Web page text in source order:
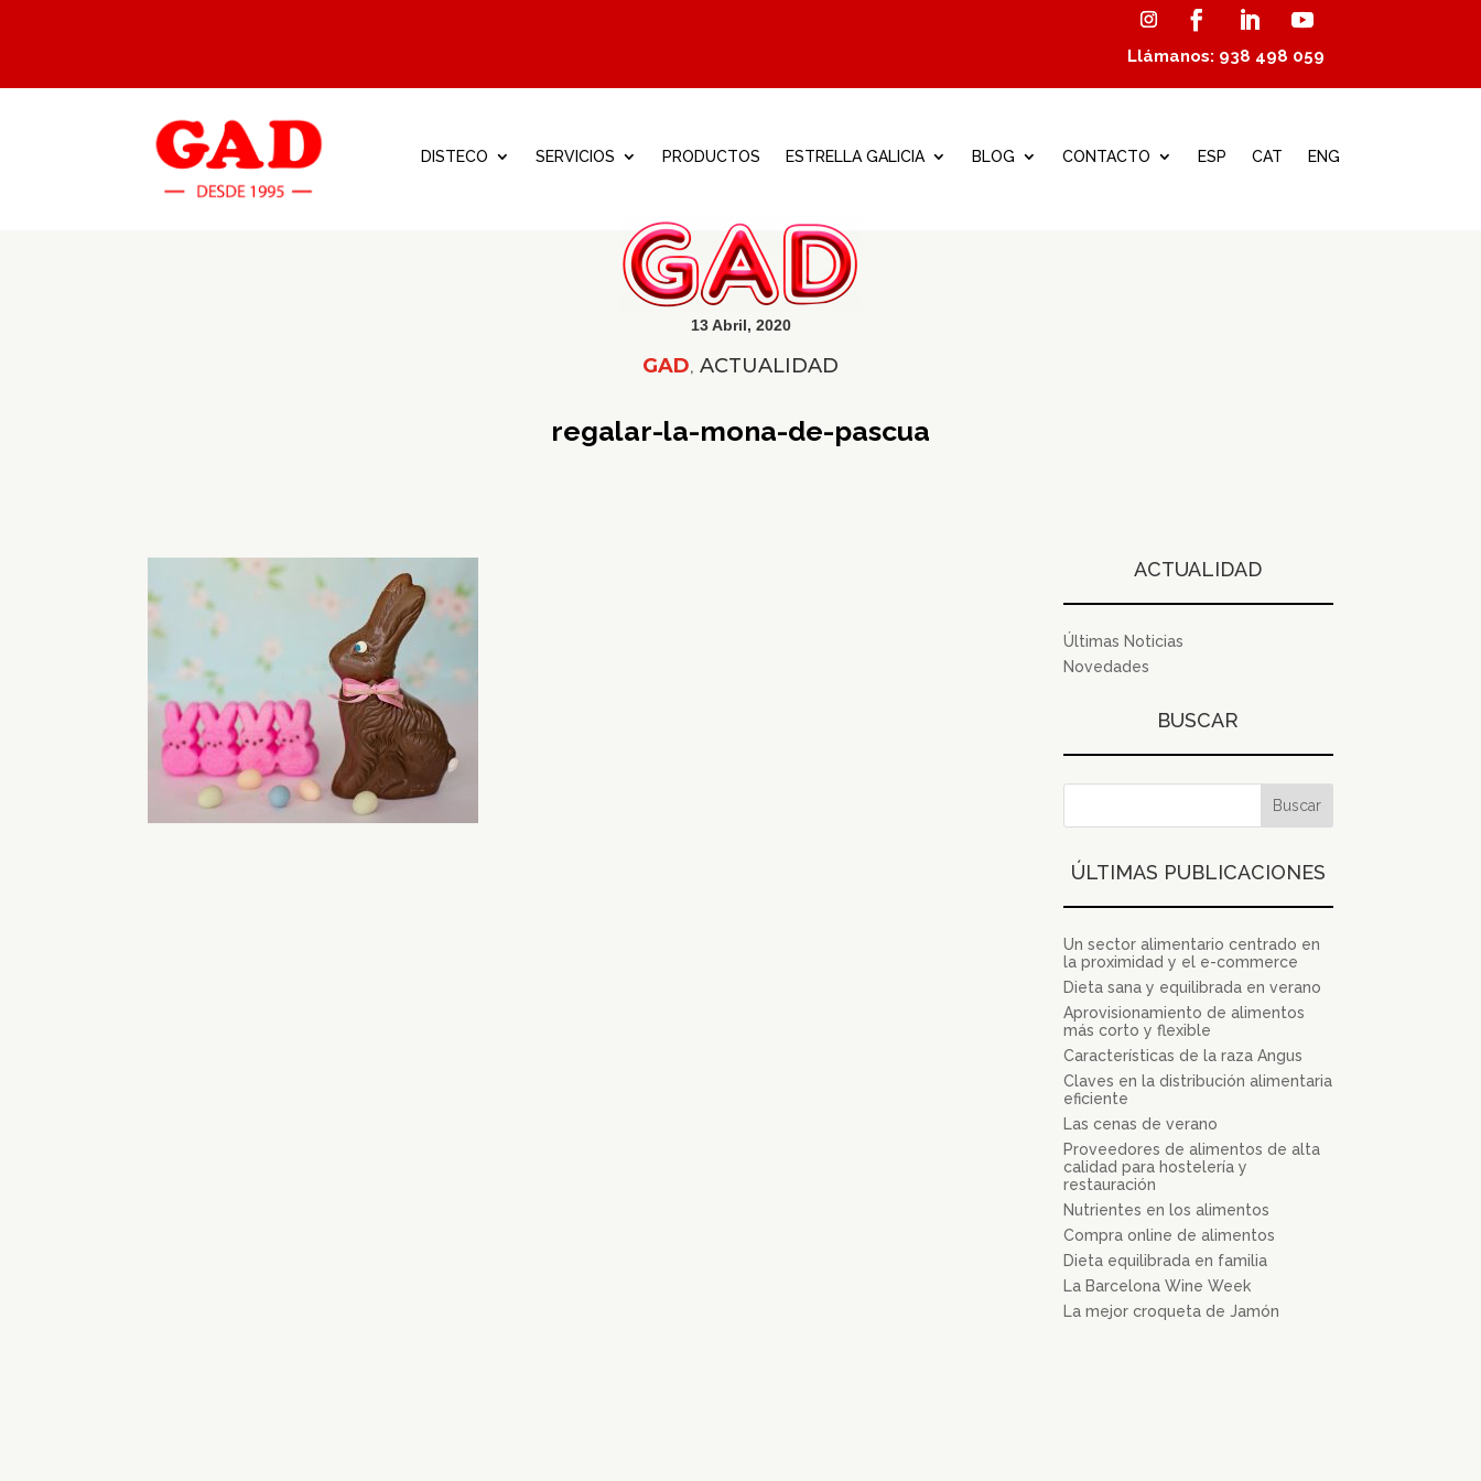
Llámanos: 938 498 059
DISTECO SERVICIOS PRODUCTOS ESTRELLA GALICIA BLOG CONTACTO ESP CAT ENG
13 Abril, 2020
GAD, ACTUALIDAD
regalar-la-mona-de-pascua
ACTUALIDAD
Últimas Noticias
Novedades
BUSCAR
ÚLTIMAS PUBLICACIONES
Un sector alimentario centrado en
la proximidad y el e-commerce
Dieta sana y equilibrada en verano
Aprovisionamiento de alimentos
más corto y flexible
Características de la raza Angus
Claves en la distribución alimentaria
eficiente
Las cenas de verano
Proveedores de alimentos de alta
calidad para hostelería y
restauración
Nutrientes en los alimentos
Compra online de alimentos
Dieta equilibrada en familia
La Barcelona Wine Week
La mejor croqueta de Jamón